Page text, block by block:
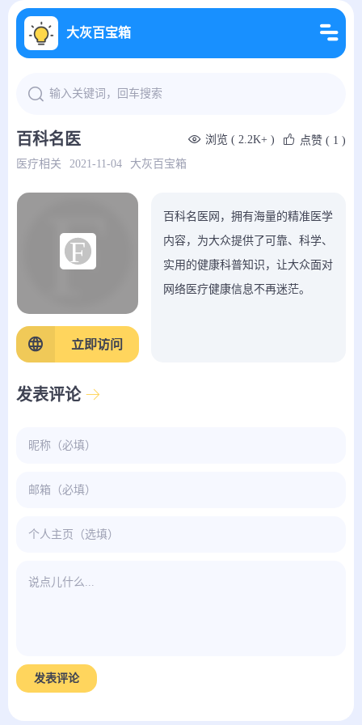
大灰百宝箱
百科名医 浏览 ( 2.2K+ ) 点赞 ( 1 )
医疗相关
2021-11-04 大灰百宝箱
立即访问
百科名医网，拥有海量的精准医学
内容，为大众提供了可靠、科学、
实用的健康科普知识，让大众面对
网络医疗健康信息不再迷茫。
发表评论
发表评论